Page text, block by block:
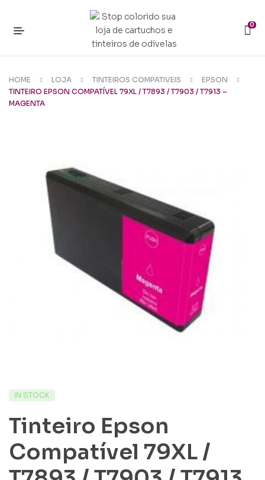
0
HOME LOJA TINTEIROS COMPATIVEIS
EPSON
TINTEIRO EPSON COMPATÍVEL 79XL / T7893 / T7903 / T7913 –
MAGENTA
IN STOCK
Tinteiro Epson
Compatível 79XL /